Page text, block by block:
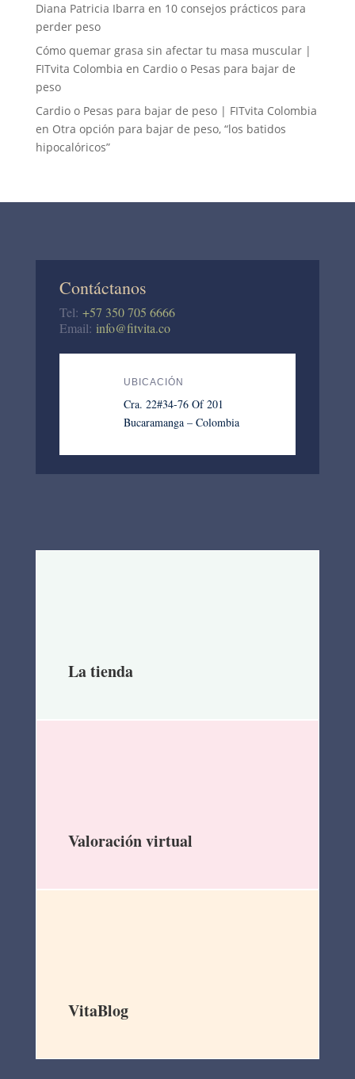
Diana Patricia Ibarra en 10 consejos prácticos para
perder peso
Cómo quemar grasa sin afectar tu masa muscular |
FITvita Colombia en Cardio o Pesas para bajar de
peso
Cardio o Pesas para bajar de peso | FITvita Colombia
en Otra opción para bajar de peso, “los batidos
hipocalóricos”
Contáctanos
Tel: +57 350 705 6666
Email: info@fitvita.co
UBICACIÓN
Cra. 22#34-76 Of 201
Bucaramanga – Colombia
La tienda
Valoración virtual
VitaBlog